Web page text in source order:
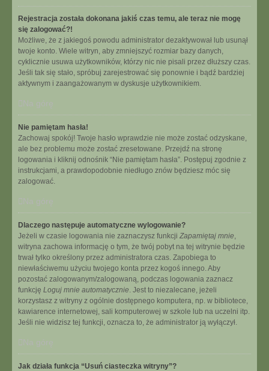
Rejestracja została dokonana jakiś czas temu, ale teraz nie mogę
się zalogować?!
Możliwe, że z jakiegoś powodu administrator dezaktywował lub usunął
twoje konto. Wiele witryn, aby zmniejszyć rozmiar bazy danych,
cyklicznie usuwa użytkowników, którzy nic nie pisali przez dłuższy czas.
Jeśli tak się stało, spróbuj zarejestrować się ponownie i bądź bardziej
aktywnym i zaangażowanym w dyskusje użytkownikiem.
Na górę
Nie pamiętam hasła!
Zachowaj spokój! Twoje hasło wprawdzie nie może zostać odzyskane,
ale bez problemu może zostać zresetowane. Przejdź na stronę
logowania i kliknij odnośnik “Nie pamiętam hasła”. Postępuj zgodnie z
instrukcjami, a prawdopodobnie niedługo znów będziesz móc się
zalogować.
Na górę
Dlaczego następuje automatyczne wylogowanie?
Jeżeli w czasie logowania nie zaznaczysz funkcji Zapamiętaj mnie,
witryna zachowa informację o tym, że twój pobyt na tej witrynie będzie
trwał tylko określony przez administratora czas. Zapobiega to
niewłaściwemu użyciu twojego konta przez kogoś innego. Aby
pozostać zalogowanym/zalogowaną, podczas logowania zaznacz
funkcję Loguj mnie automatycznie. Jest to niezalecane, jeżeli
korzystasz z witryny z ogólnie dostępnego komputera, np. w bibliotece,
kawiarence internetowej, sali komputerowej w szkole lub na uczelni itp.
Jeśli nie widzisz tej funkcji, oznacza to, że administrator ją wyłączył.
Na górę
Jak działa funkcja “Usuń ciasteczka witryny”?